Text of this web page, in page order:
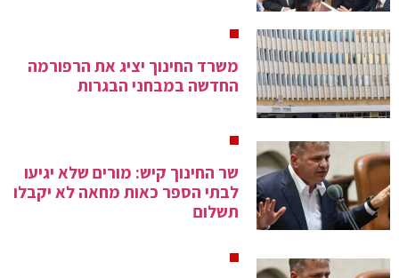
משרד החינוך יציג את הרפורמה
החדשה במבחני הבגרות
שר החינוך קיש: מורים שלא יגיעו
לבתי הספר כאות מחאה לא יקבלו
תשלום